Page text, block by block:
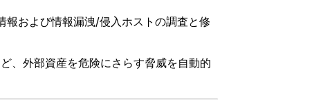
報および情報漏洩/侵入ホストの調査と修
、外部資産を危険にさらす脅威を自動的